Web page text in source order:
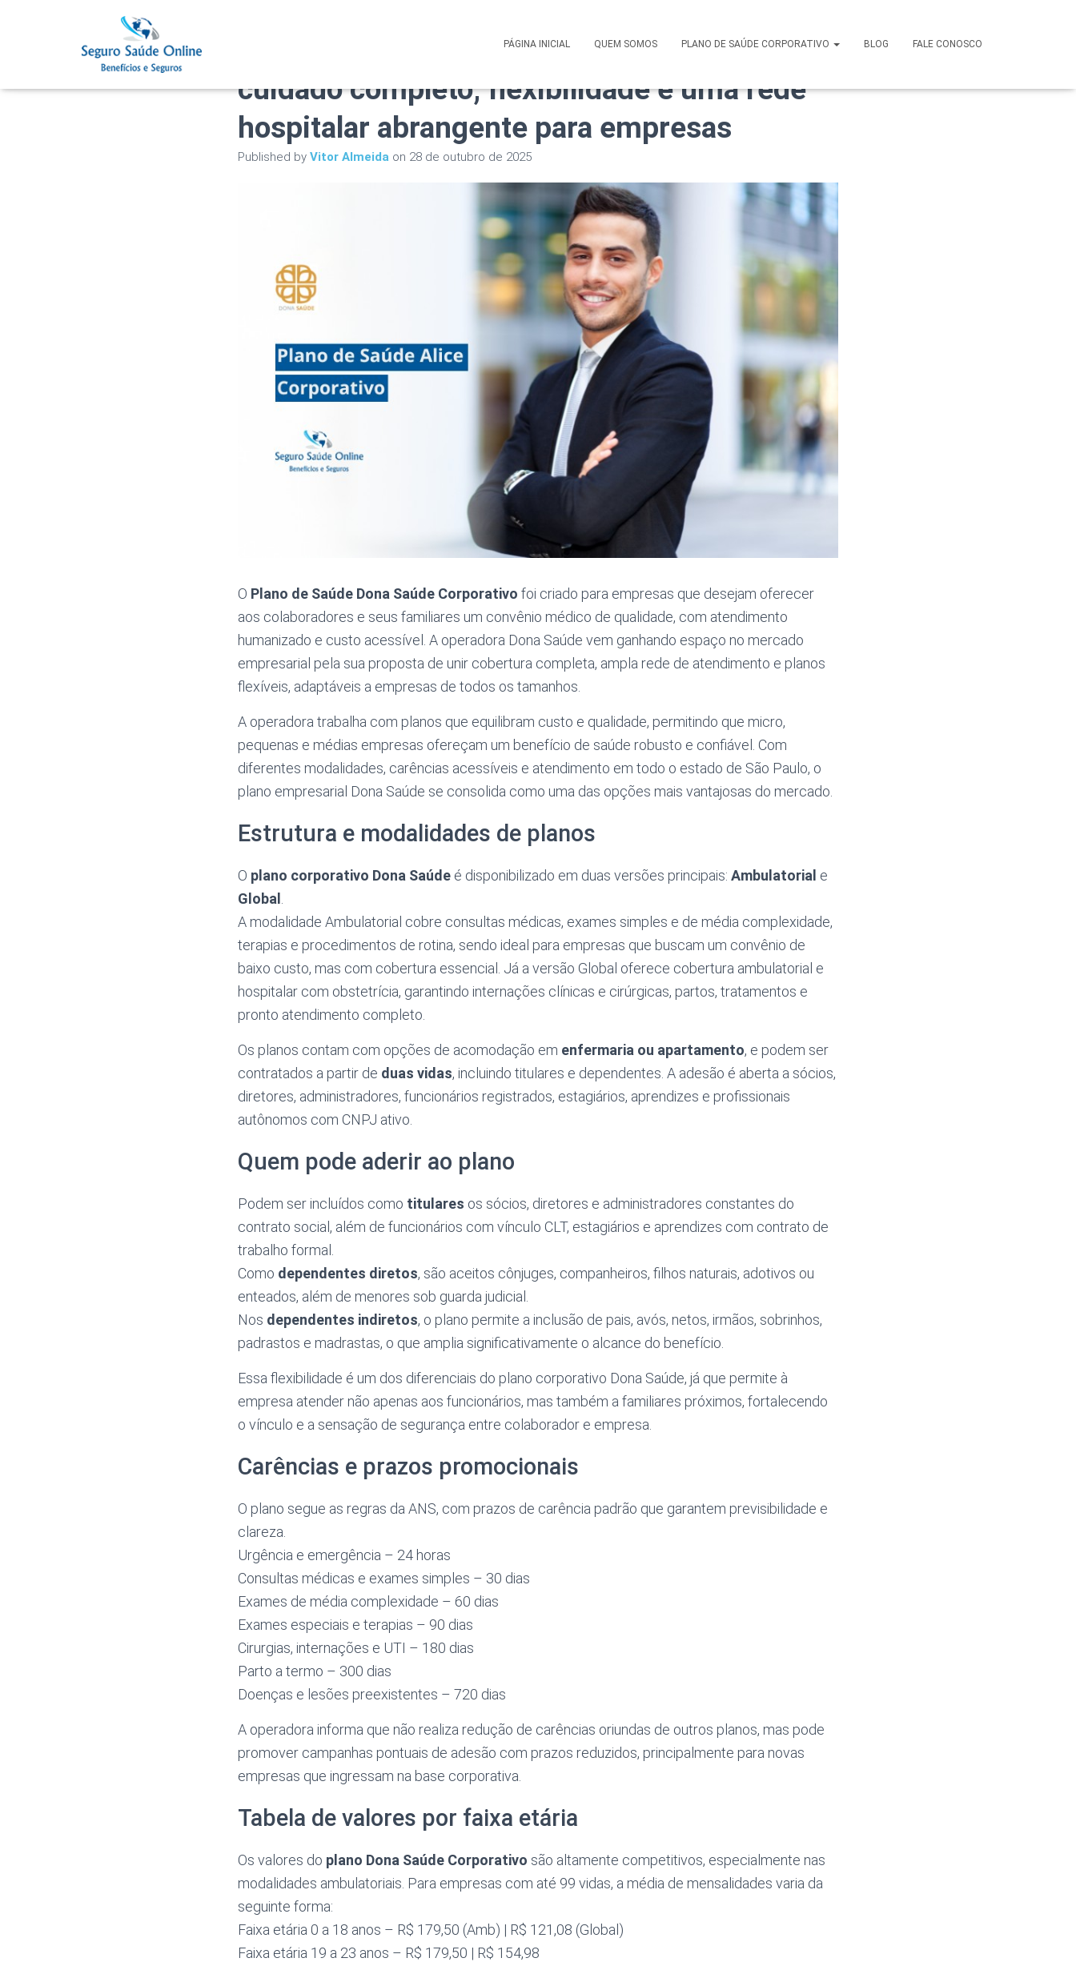
PÁGINA INICIAL QUEM SOMOS PLANO DE SAÚDE CORPORATIVO BLOG FALE CONOSCO
Plano de Saúde Dona Saúde Corporativo:
cuidado completo, flexibilidade e uma rede
hospitalar abrangente para empresas
Published by Vitor Almeida on 28 de outubro de 2025
O Plano de Saúde Dona Saúde Corporativo foi criado para empresas que desejam oferecer
aos colaboradores e seus familiares um convênio médico de qualidade, com atendimento
humanizado e custo acessível. A operadora Dona Saúde vem ganhando espaço no mercado
empresarial pela sua proposta de unir cobertura completa, ampla rede de atendimento e planos
flexíveis, adaptáveis a empresas de todos os tamanhos.
A operadora trabalha com planos que equilibram custo e qualidade, permitindo que micro,
pequenas e médias empresas ofereçam um benefício de saúde robusto e confiável. Com
diferentes modalidades, carências acessíveis e atendimento em todo o estado de São Paulo, o
plano empresarial Dona Saúde se consolida como uma das opções mais vantajosas do mercado.
Estrutura e modalidades de planos
O plano corporativo Dona Saúde é disponibilizado em duas versões principais: Ambulatorial e
Global
A modalidade Ambulatorial cobre consultas médicas, exames simples e de média complexidade,
terapias e procedimentos de rotina, sendo ideal para empresas que buscam um convênio de
baixo custo, mas com cobertura essencial. Já a versão Global oferece cobertura ambulatorial e
hospitalar com obstetrícia, garantindo internações clínicas e cirúrgicas, partos, tratamentos e
pronto atendimento completo.
Os planos contam com opções de acomodação em enfermaria ou apartamento, e podem ser
contratados a partir de duas vidas, incluindo titulares e dependentes. A adesão é aberta a sócios,
diretores, administradores, funcionários registrados, estagiários, aprendizes e profissionais
autônomos com CNPJ ativo.
Quem pode aderir ao plano
Podem ser incluídos como titulares os sócios, diretores e administradores constantes do
contrato social, além de funcionários com vínculo CLT, estagiários e aprendizes com contrato de
trabalho formal.
Como dependentes diretos, são aceitos cônjuges, companheiros, filhos naturais, adotivos ou
enteados, além de menores sob guarda judicial.
Nos dependentes indiretos, o plano permite a inclusão de pais, avós, netos, irmãos, sobrinhos,
padrastos e madrastas, o que amplia significativamente o alcance do benefício.
Essa flexibilidade é um dos diferenciais do plano corporativo Dona Saúde, já que permite à
empresa atender não apenas aos funcionários, mas também a familiares próximos, fortalecendo
o vínculo e a sensação de segurança entre colaborador e empresa.
Carências e prazos promocionais
O plano segue as regras da ANS, com prazos de carência padrão que garantem previsibilidade e
clareza.
Urgência e emergência – 24 horas
Consultas médicas e exames simples – 30 dias
Exames de média complexidade – 60 dias
Exames especiais e terapias – 90 dias
Cirurgias, internações e UTI – 180 dias
Parto a termo – 300 dias
Doenças e lesões preexistentes – 720 dias
A operadora informa que não realiza redução de carências oriundas de outros planos, mas pode
promover campanhas pontuais de adesão com prazos reduzidos, principalmente para novas
empresas que ingressam na base corporativa.
Tabela de valores por faixa etária
Os valores do plano Dona Saúde Corporativo são altamente competitivos, especialmente nas
modalidades ambulatoriais. Para empresas com até 99 vidas, a média de mensalidades varia da
seguinte forma:
Faixa etária 0 a 18 anos – R$ 179,50 (Amb) | R$ 121,08 (Global)
Faixa etária 19 a 23 anos – R$ 179,50 | R$ 154,98